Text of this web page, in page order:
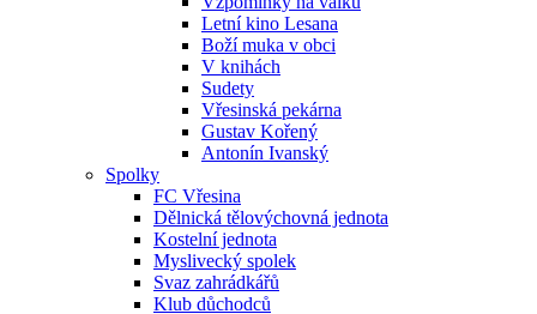
Letní kino Lesana
Boží muka v obci
V knihách
Sudety
Vřesinská pekárna
Gustav Kořený
Antonín Ivanský
Spolky
FC Vřesina
Dělnická tělovýchovná jednota
Kostelní jednota
Myslivecký spolek
Svaz zahrádkářů
Klub důchodců